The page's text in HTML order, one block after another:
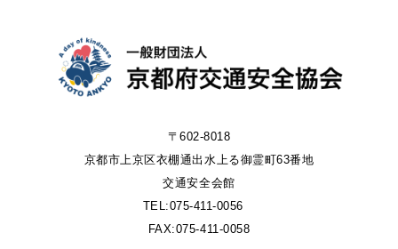
〒602-8018
京都市上京区衣棚通出水上る御霊町63番地
交通安全会館
TEL:075-411-0056
FAX:075-411-0058